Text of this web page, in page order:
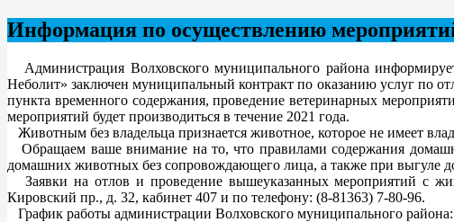
Информация по осуществлению
Администрация Волховского муниципального района
Неболит» заключен муниципальный контракт по оказанию услуг по
пункта временного содержания, проведение ветеринарных
мероприятий будет производиться в течение 2021 года.
Животным без владельца признается животное, которое не имеет
Обращаем ваше внимание на то, что правилами содержания
домашних животных без сопровождающего лица, а также при выгуле
Заявки на отлов и проведение вышеуказанных мероприятий с
Кировский пр., д. 32, кабинет 407 и по телефону: (8-81363) 7-80-96.
График работы администрации Волховского муниципального